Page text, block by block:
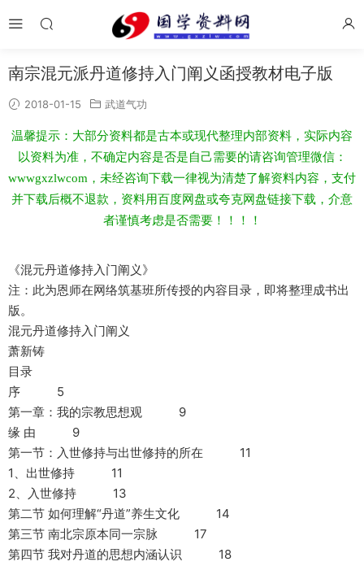
南宗混元派丹道修持入门阐义函授教材电子版
2018-01-15 武道气功
温馨提示：大部分资料都是古本或现代整理内部资料，实际内容
以资料为准，不确定内容是否是自己需要的请咨询管理微信：
wwwgxzlwcom，未经咨询下载一律视为清楚了解资料内容，支付
并下载后概不退款，资料用百度网盘或夸克网盘链接下载，介意
者谨慎考虑是否需要！！！！
《混元丹道修持入门阐义》
注：此为恩师在网络筑基班所传授的内容目录，即将整理成书出
版。
混元丹道修持入门阐义
萧新铸
目录
序 5
第一章：我的宗教思想观 9
缘 由 9
第一节：入世修持与出世修持的所在 11
1、出世修持 11
2、入世修持 13
第二节 如何理解“丹道”养生文化 14
第三节 南北宗原本同一宗脉 17
第四节 我对丹道的思想内涵认识 18